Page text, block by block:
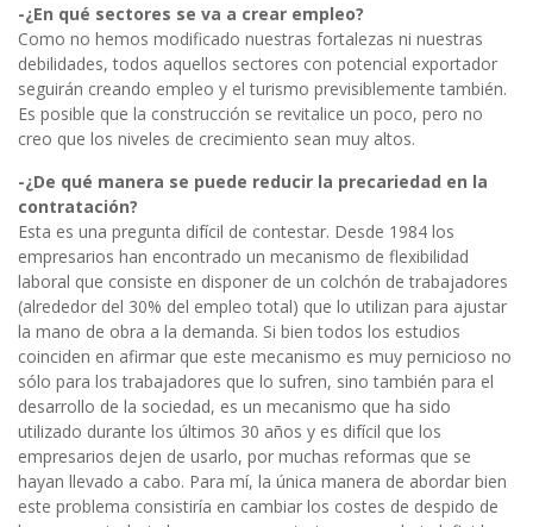
-¿En qué sectores se va a crear empleo?
Como no hemos modificado nuestras fortalezas ni nuestras
debilidades, todos aquellos sectores con potencial exportador
seguirán creando empleo y el turismo previsiblemente también.
Es posible que la construcción se revitalice un poco, pero no
creo que los niveles de crecimiento sean muy altos.
-¿De qué manera se puede reducir la precariedad en la
contratación?
Esta es una pregunta difícil de contestar. Desde 1984 los
empresarios han encontrado un mecanismo de flexibilidad
laboral que consiste en disponer de un colchón de trabajadores
(alrededor del 30% del empleo total) que lo utilizan para ajustar
la mano de obra a la demanda. Si bien todos los estudios
coinciden en afirmar que este mecanismo es muy pernicioso no
sólo para los trabajadores que lo sufren, sino también para el
desarrollo de la sociedad, es un mecanismo que ha sido
utilizado durante los últimos 30 años y es difícil que los
empresarios dejen de usarlo, por muchas reformas que se
hayan llevado a cabo. Para mí, la única manera de abordar bien
este problema consistiría en cambiar los costes de despido de